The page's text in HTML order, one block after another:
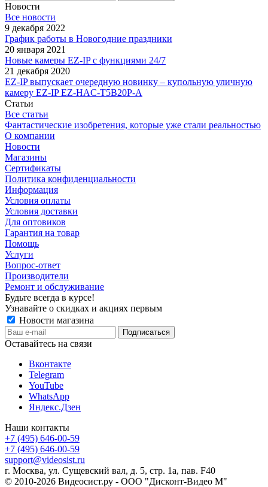
Новости
Все новости
9 декабря 2022
График работы в Новогодние праздники
20 января 2021
Новые камеры EZ-IP с функциями 24/7
21 декабря 2020
EZ-IP выпускает очередную новинку – купольную уличную
камеру EZ-IP EZ-HAC-T5B20P-A
Статьи
Все статьи
Фантастические изобретения, которые уже стали реальностью
О компании
Новости
Магазины
Сертификаты
Политика конфиденциальности
Информация
Условия оплаты
Условия доставки
Для оптовиков
Гарантия на товар
Помощь
Услуги
Вопрос-ответ
Производители
Ремонт и обслуживание
Будьте всегда в курсе!
Узнавайте о скидках и акциях первым
Новости магазина
Оставайтесь на связи
Вконтакте
Telegram
YouTube
WhatsApp
Яндекс.Дзен
Наши контакты
+7 (495) 646-00-59
+7 (495) 646-00-59
support@videosist.ru
г. Москва, ул. Сущевский вал, д. 5, стр. 1а, пав. F40
© 2010-2026 Видеосист.ру - ООО "Дисконт-Видео М"